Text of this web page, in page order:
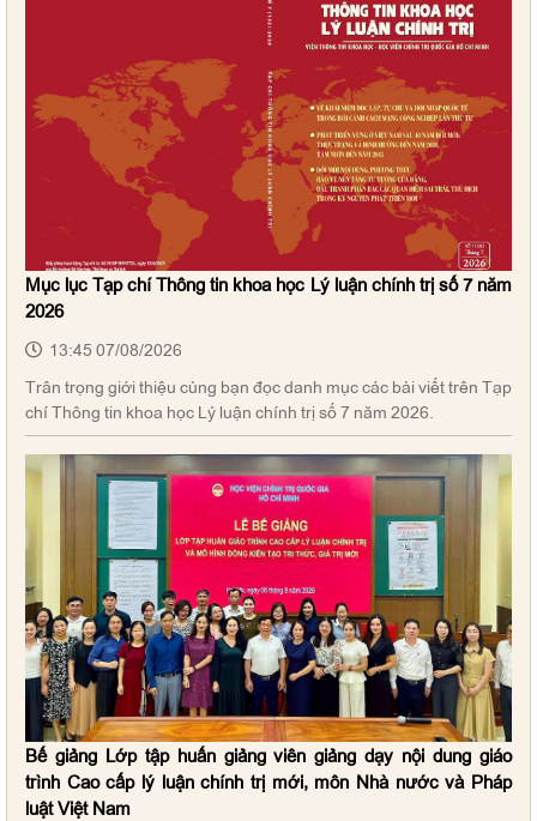
Mục lục Tạp chí Thông tin khoa học Lý luận chính trị số 7 năm
2026
13:45 07/08/2026
Trân trọng giới thiệu cùng bạn đọc danh mục các bài viết trên Tạp
chí Thông tin khoa học Lý luận chính trị số 7 năm 2026.
Bế giảng Lớp tập huấn giảng viên giảng dạy nội dung giáo
trình Cao cấp lý luận chính trị mới, môn Nhà nước và Pháp
luật Việt Nam